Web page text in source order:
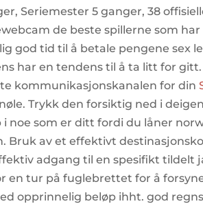
Seriemester 5 ganger, 38
de beste spillerne som
god tid til å betale pengene sex
har en tendens til å ta litt for
kommunikasjonskanalen for din
Trykk den forsiktig ned i
i noe som er ditt fordi du låner
Bruk av et effektivt
adgang til en spesifikt tildelt
en tur på fuglebrettet for å
opprinnelig beløp ihht. god